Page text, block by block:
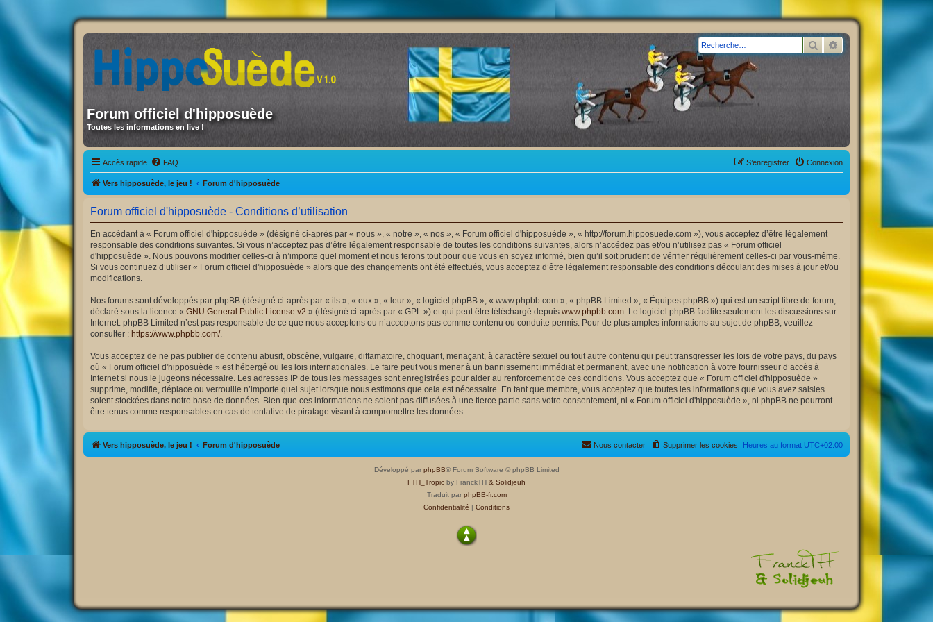
Forum officiel d'hipposuède
Toutes les informations en live !
Rechercher
Accès rapide FAQ Connexion
S’enregistrer
Vers hipposuède, le jeu ! Forum d'hipposuède
Forum officiel d'hipposuède - Conditions d’utilisation
En accédant à « Forum officiel d'hipposuède » (désigné ci-après par « nous », « notre », « nos », « Forum officiel d'hipposuède », « http://forum.hipposuede.com »), vous acceptez d’être légalement
responsable des conditions suivantes. Si vous n’acceptez pas d’être légalement responsable de toutes les conditions suivantes, alors n’accédez pas et/ou n’utilisez pas « Forum officiel
d'hipposuède ». Nous pouvons modifier celles-ci à n’importe quel moment et nous ferons tout pour que vous en soyez informé, bien qu’il soit prudent de vérifier régulièrement celles-ci par vous-même.
Si vous continuez d’utiliser « Forum officiel d'hipposuède » alors que des changements ont été effectués, vous acceptez d’être légalement responsable des conditions découlant des mises à jour et/ou
modifications.
Nos forums sont développés par phpBB (désigné ci-après par « ils », « eux », « leur », « logiciel phpBB », « www.phpbb.com », « phpBB Limited », « Équipes phpBB ») qui est un script libre de forum,
déclaré sous la licence « GNU General Public License v2 » (désigné ci-après par « GPL ») et qui peut être téléchargé depuis www.phpbb.com . Le logiciel phpBB facilite seulement les discussions sur
Internet. phpBB Limited n’est pas responsable de ce que nous acceptons ou n’acceptons pas comme contenu ou conduite permis. Pour de plus amples informations au sujet de phpBB, veuillez
consulter : https://www.phpbb.com/.
Vous acceptez de ne pas publier de contenu abusif, obscène, vulgaire, diffamatoire, choquant, menaçant, à caractère sexuel ou tout autre contenu qui peut transgresser les lois de votre pays, du pays
où « Forum officiel d'hipposuède » est hébergé ou les lois internationales. Le faire peut vous mener à un bannissement immédiat et permanent, avec une notification à votre fournisseur d’accès à
Internet si nous le jugeons nécessaire. Les adresses IP de tous les messages sont enregistrées pour aider au renforcement de ces conditions. Vous acceptez que « Forum officiel d'hipposuède »
supprime, modifie, déplace ou verrouille n’importe quel sujet lorsque nous estimons que cela est nécessaire. En tant que membre, vous acceptez que toutes les informations que vous avez saisies
soient stockées dans notre base de données. Bien que ces informations ne soient pas diffusées à une tierce partie sans votre consentement, ni « Forum officiel d'hipposuède », ni phpBB ne pourront
être tenus comme responsables en cas de tentative de piratage visant à compromettre les données.
Vers hipposuède, le jeu ! Forum d'hipposuède Heures au format UTC+02:00
Supprimer les cookies
Nous contacter
Développé par phpBB® Forum Software © phpBB Limited
FTH_Tropic by FranckTH & Solidjeuh
Traduit par phpBB-fr.com
Confidentialité | Conditions